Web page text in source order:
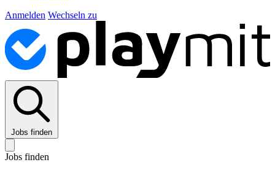
Anmelden Wechseln zu
Jobs finden
Jobs finden